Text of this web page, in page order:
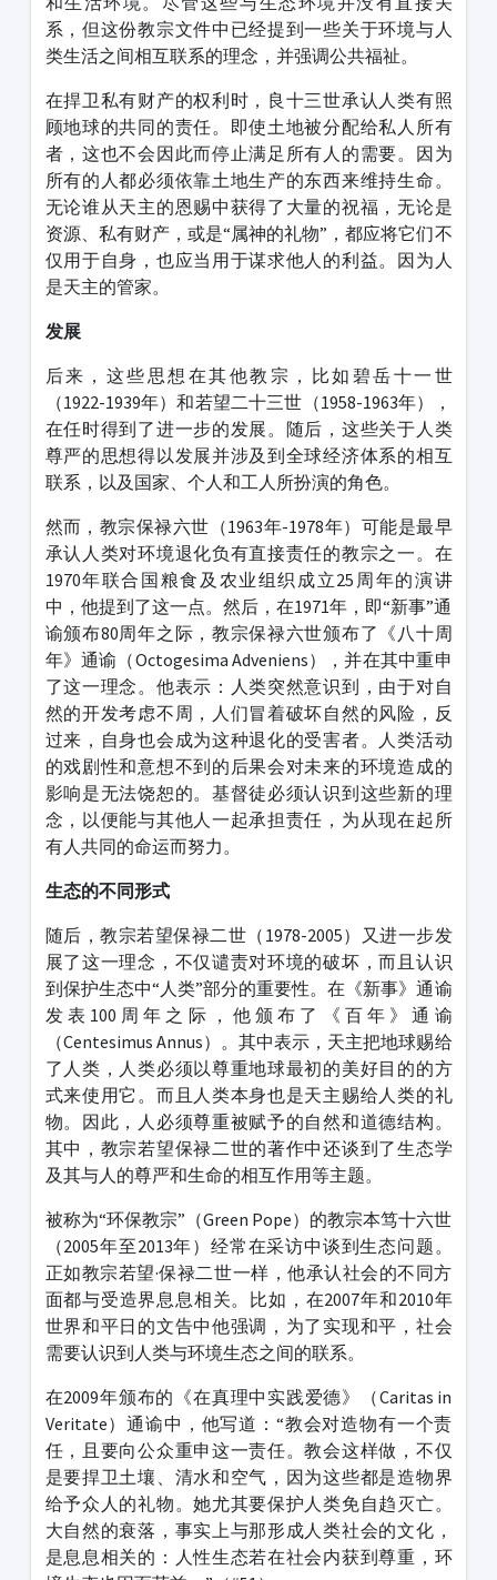
系，但这份教宗文件中已经提到一些关于环境与人
类生活之间相互联系的理念，并强调公共福祉。
在捍卫私有财产的权利时，良十三世承认人类有照
顾地球的共同的责任。即使土地被分配给私人所有
者，这也不会因此而停止满足所有人的需要。因为
所有的人都必须依靠土地生产的东西来维持生命。
无论谁从天主的恩赐中获得了大量的祝福，无论是
资源、私有财产，或是“属神的礼物”，都应将它们不
仅用于自身，也应当用于谋求他人的利益。因为人
是天主的管家。
发展
后来，这些思想在其他教宗，比如碧岳十一世
（1922-1939年）和若望二十三世（1958-1963年），
在任时得到了进一步的发展。随后，这些关于人类
尊严的思想得以发展并涉及到全球经济体系的相互
联系，以及国家、个人和工人所扮演的角色。
然而，教宗保禄六世（1963年-1978年）可能是最早
承认人类对环境退化负有直接责任的教宗之一。在
1970年联合国粮食及农业组织成立25周年的演讲
中，他提到了这一点。然后，在1971年，即“新事”通
谕颁布80周年之际，教宗保禄六世颁布了《八十周
年》通谕（Octogesima Adveniens），并在其中重申
了这一理念。他表示：人类突然意识到，由于对自
然的开发考虑不周，人们冒着破坏自然的风险，反
过来，自身也会成为这种退化的受害者。人类活动
的戏剧性和意想不到的后果会对未来的环境造成的
影响是无法饶恕的。基督徒必须认识到这些新的理
念，以便能与其他人一起承担责任，为从现在起所
有人共同的命运而努力。
生态的不同形式
随后，教宗若望保禄二世（1978-2005）又进一步发
展了这一理念，不仅谴责对环境的破坏，而且认识
到保护生态中“人类”部分的重要性。在《新事》通谕
发表100周年之际，他颁布了《百年》通谕
（Centesimus Annus）。其中表示，天主把地球赐给
了人类，人类必须以尊重地球最初的美好目的的方
式来使用它。而且人类本身也是天主赐给人类的礼
物。因此，人必须尊重被赋予的自然和道德结构。
其中，教宗若望保禄二世的著作中还谈到了生态学
及其与人的尊严和生命的相互作用等主题。
被称为“环保教宗”（Green Pope）的教宗本笃十六世
（2005年至2013年）经常在采访中谈到生态问题。
正如教宗若望·保禄二世一样，他承认社会的不同方
面都与受造界息息相关。比如，在2007年和2010年
世界和平日的文告中他强调，为了实现和平，社会
需要认识到人类与环境生态之间的联系。
在2009年颁布的《在真理中实践爱德》（Caritas in
Veritate）通谕中，他写道：“教会对造物有一个责
任，且要向公众重申这一责任。教会这样做，不仅
是要捍卫土壤、清水和空气，因为这些都是造物界
给予众人的礼物。她尤其要保护人类免自趋灭亡。
大自然的衰落，事实上与那形成人类社会的文化，
是息息相关的：人性生态若在社会内获到尊重，环